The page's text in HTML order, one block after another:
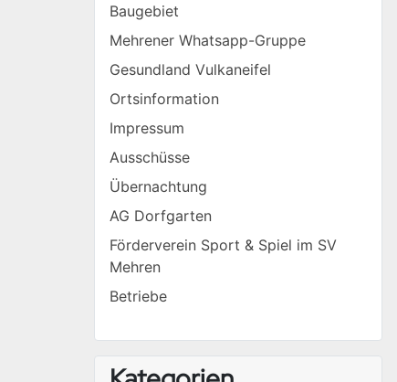
Baugebiet
Mehrener Whatsapp-Gruppe
Gesundland Vulkaneifel
Ortsinformation
Impressum
Ausschüsse
Übernachtung
AG Dorfgarten
Förderverein Sport & Spiel im SV
Mehren
Betriebe